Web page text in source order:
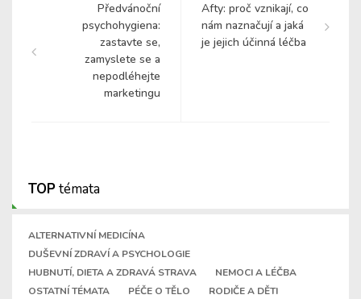
Předvánoční
psychohygiena:
zastavte se,
zamyslete se a
nepodléhejte
marketingu
Afty: proč vznikají, co
nám naznačují a jaká
je jejich účinná léčba
TOPtémata
ALTERNATIVNÍ MEDICÍNA
DUŠEVNÍ ZDRAVÍ A PSYCHOLOGIE
HUBNUTÍ, DIETA A ZDRAVÁ STRAVA
NEMOCI A LÉČBA
OSTATNÍ TÉMATA
PÉČE O TĚLO
RODIČE A DĚTI